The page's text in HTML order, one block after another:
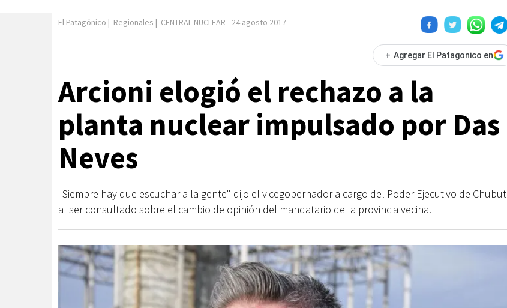
El Patagónico | Regionales | CENTRAL NUCLEAR - 24 agosto 2017
+ Agregar El Patagonico en
Arcioni elogió el rechazo a la
planta nuclear impulsado por Das
Neves
"Siempre hay que escuchar a la gente" dijo el vicegobernador a cargo del Poder Ejecutivo de Chubut
al ser consultado sobre el cambio de opinión del mandatario de la provincia vecina.